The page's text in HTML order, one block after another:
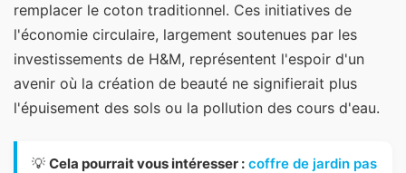
remplacer le coton traditionnel. Ces initiatives de
l'économie circulaire, largement soutenues par les
investissements de H&M, représentent l'espoir d'un
avenir où la création de beauté ne signifierait plus
l'épuisement des sols ou la pollution des cours d'eau.
💡 Cela pourrait vous intéresser : coffre de jardin pas